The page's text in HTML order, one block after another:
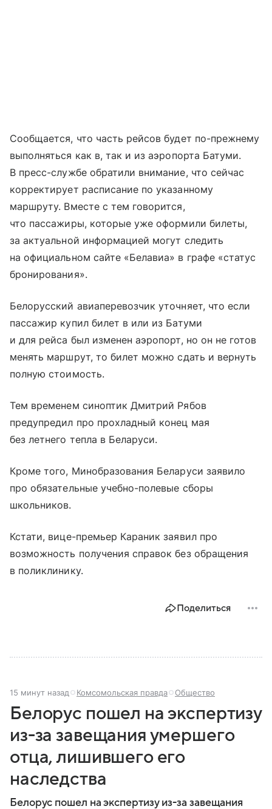
Сообщается, что часть рейсов будет по-прежнему
выполняться как в, так и из аэропорта Батуми.
В пресс-службе обратили внимание, что сейчас
корректирует расписание по указанному
маршруту. Вместе с тем говорится,
что пассажиры, которые уже оформили билеты,
за актуальной информацией могут следить
на официальном сайте «Белавиа» в графе «статус
бронирования».
Белорусский авиаперевозчик уточняет, что если
пассажир купил билет в или из Батуми
и для рейса был изменен аэропорт, но он не готов
менять маршрут, то билет можно сдать и вернуть
полную стоимость.
Тем временем синоптик Дмитрий Рябов
предупредил про прохладный конец мая
без летнего тепла в Беларуси.
Кроме того, Минобразования Беларуси заявило
про обязательные учебно-полевые сборы
школьников.
Кстати, вице-премьер Караник заявил про
возможность получения справок без обращения
в поликлинику.
Поделиться
15 минут назад Комсомольская правда Общество
Белорус пошел на экспертизу
из-за завещания умершего
отца, лишившего его
наследства
Белорус пошел на экспертизу из-за завещания